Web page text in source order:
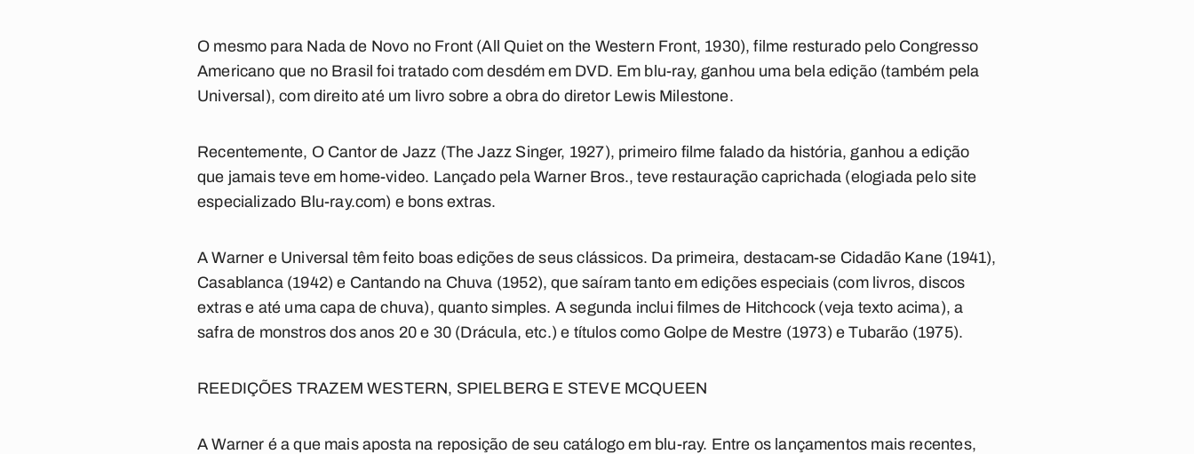
O mesmo para Nada de Novo no Front (All Quiet on the Western Front, 1930), filme resturado pelo Congresso
Americano que no Brasil foi tratado com desdém em DVD. Em blu-ray, ganhou uma bela edição (também pela
Universal), com direito até um livro sobre a obra do diretor Lewis Milestone.
Recentemente, O Cantor de Jazz (The Jazz Singer, 1927), primeiro filme falado da história, ganhou a edição
que jamais teve em home-video. Lançado pela Warner Bros., teve restauração caprichada (elogiada pelo site
especializado Blu-ray.com) e bons extras.
A Warner e Universal têm feito boas edições de seus clássicos. Da primeira, destacam-se Cidadão Kane (1941),
Casablanca (1942) e Cantando na Chuva (1952), que saíram tanto em edições especiais (com livros, discos
extras e até uma capa de chuva), quanto simples. A segunda inclui filmes de Hitchcock (veja texto acima), a
safra de monstros dos anos 20 e 30 (Drácula, etc.) e títulos como Golpe de Mestre (1973) e Tubarão (1975).
REEDIÇÕES TRAZEM WESTERN, SPIELBERG E STEVE MCQUEEN
A Warner é a que mais aposta na reposição de seu catálogo em blu-ray. Entre os lançamentos mais recentes,